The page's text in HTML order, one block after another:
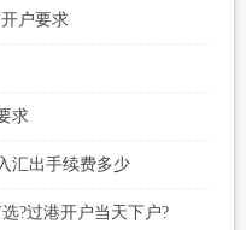
户要求
求
汇出手续费多少
?过港开户当天下户?